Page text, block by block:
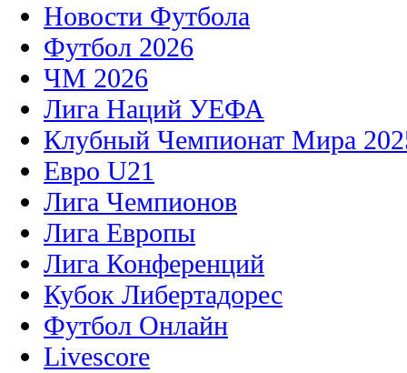
Новости Футбола
Футбол 2026
ЧМ 2026
Лига Наций УЕФА
Клубный Чемпионат Мира
Евро U21
Лига Чемпионов
Лига Европы
Лига Конференций
Кубок Либертадорес
Футбол Онлайн
Livescore